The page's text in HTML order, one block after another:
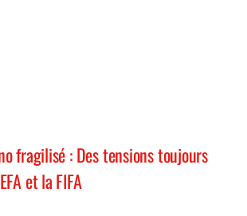
fragilisé : Des tensions toujours
et la FIFA